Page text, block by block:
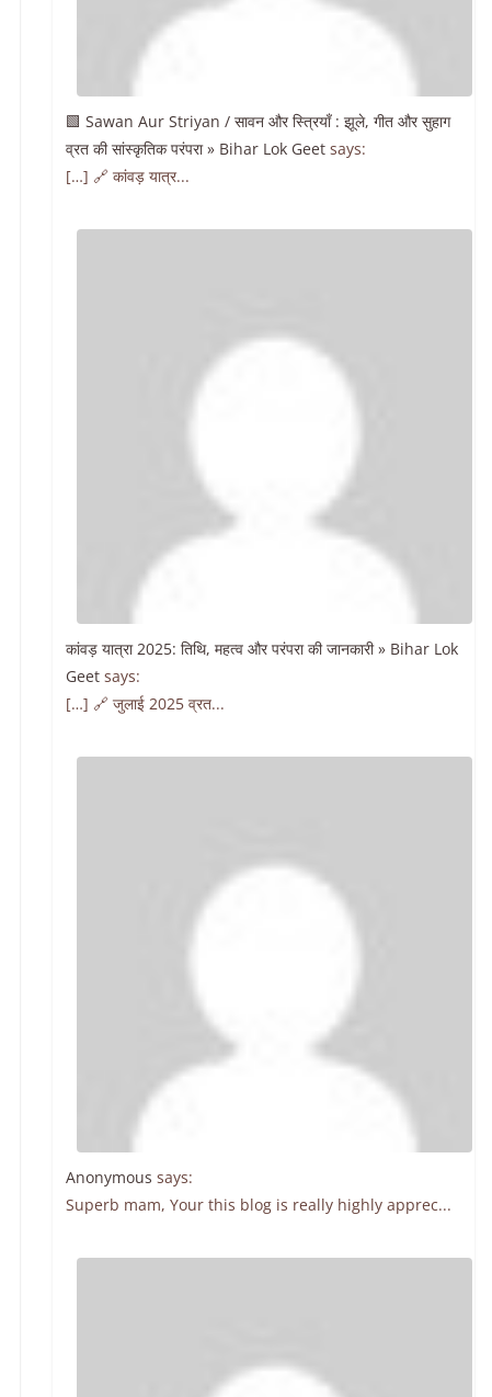
🟩 Sawan Aur Striyan / सावन और स्त्रियाँ : झूले, गीत और सुहाग
व्रत की सांस्कृतिक परंपरा » Bihar Lok Geet says:
[…] 🔗 कांवड़ यात्र...
कांवड़ यात्रा 2025: तिथि, महत्व और परंपरा की जानकारी » Bihar Lok
Geet says:
[…] 🔗 जुलाई 2025 व्रत...
Anonymous says:
Superb mam, Your this blog is really highly apprec...